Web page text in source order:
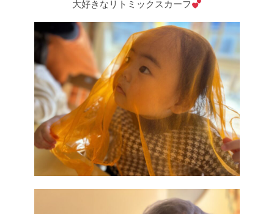
大好きなリトミックスカーフ